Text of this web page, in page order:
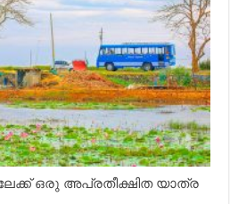
ഒരു അപ്രതീക്ഷിത യാത്ര